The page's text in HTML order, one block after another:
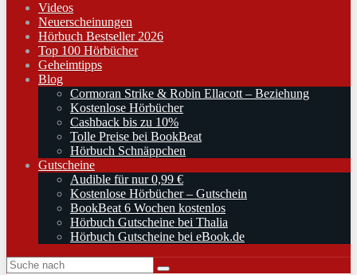
Videos
Neuerscheinungen
Hörbuch Bestseller 2026
Top 100 Hörbücher
Geheimtipps
Blog
Cormoran Strike & Robin Ellacott – Beziehung
Kostenlose Hörbücher
Cashback bis zu 10%
Tolle Preise bei BookBeat
Hörbuch Schnäppchen
Gutscheine
Audible für nur 0,99 €
Kostenlose Hörbücher – Gutschein
BookBeat 6 Wochen kostenlos
Hörbuch Gutscheine bei Thalia
Hörbuch Gutscheine bei eBook.de